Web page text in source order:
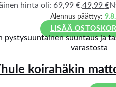
hinta oli: 69,99 €.49,99 €
Alennus päättyy:
LISÄÄ
varastosta
koirahäkin